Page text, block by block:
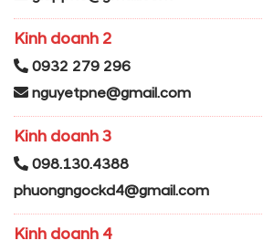
Kinh doanh 2
0932 279 296
nguyetpne@gmail.com
Kinh doanh 3
098.130.4388
phuongngockd4@gmail.com
Kinh doanh 4